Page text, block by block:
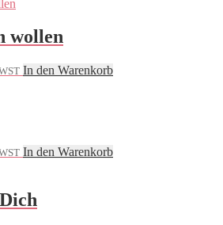
wollen
In den Warenkorb
In den Warenkorb